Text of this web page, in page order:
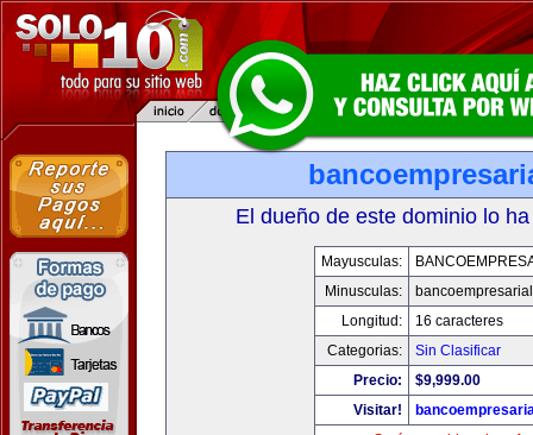
El dueño de este dominio lo
Mayusculas:
Minusculas:
Longitud:
16 caracteres
Categorias:
Sin Clasificar
Precio:
$9,999.00
Visitar!